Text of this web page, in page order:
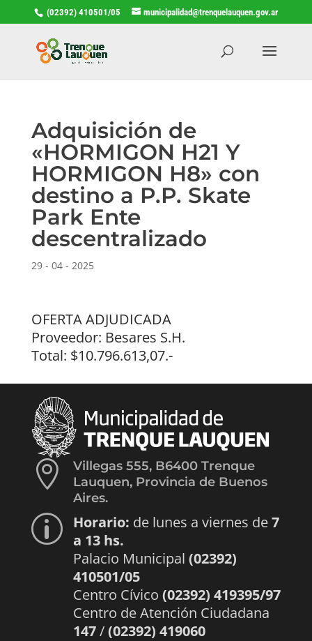
(02392) 410501/05 municipalidad@trenquelauquen.gov.ar
Adquisición de
«HORMIGON H21 Y
HORMIGON H8» con
destino a P.P. Skate
Park Ente
descentralizado
29 - 04 - 2025
OFERTA ADJUDICADA
Proveedor: Besares S.H.
Total: $10.796.613,07.-

Villegas 555, B6400 Trenque
Lauquen, Provincia de Buenos
Aires.
p Horario: de lunes a viernes de7
a 13 hs.
Palacio Municipal (02392)
410501/05
Centro Cívico (02392) 419395/97
Centro de Atención Ciudadana
147/(02392) 419060